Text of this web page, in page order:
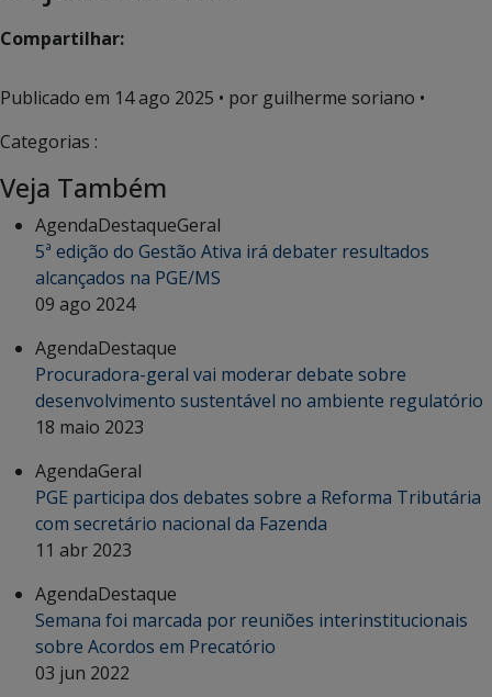
Compartilhar:
Publicado em 14 ago 2025 • por guilherme soriano •
Categorias :
Veja Também
AgendaDestaqueGeral
5ª edição do Gestão Ativa irá debater resultados
alcançados na PGE/MS
09 ago 2024
AgendaDestaque
Procuradora-geral vai moderar debate sobre
desenvolvimento sustentável no ambiente regulatório
18 maio 2023
AgendaGeral
PGE participa dos debates sobre a Reforma Tributária
com secretário nacional da Fazenda
11 abr 2023
AgendaDestaque
Semana foi marcada por reuniões interinstitucionais
sobre Acordos em Precatório
03 jun 2022